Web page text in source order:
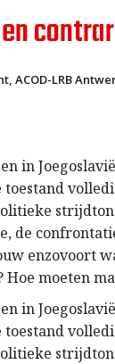
ACOD-LRB
in
de
enzovoort
Hoe moeten
in